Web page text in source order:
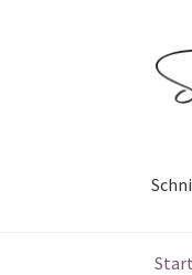
Zur
Zum